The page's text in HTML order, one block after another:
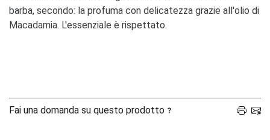
barba, secondo: la profuma con delicatezza grazie all'olio di
Macadamia. L'essenziale è rispettato.
Fai una domanda su questo prodotto